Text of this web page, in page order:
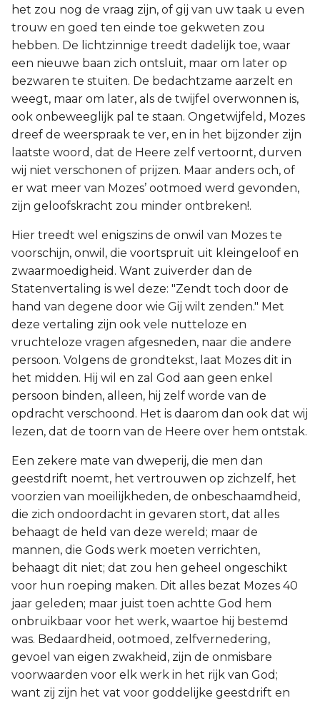
het zou nog de vraag zijn, of gij van uw taak u even
trouw en goed ten einde toe gekweten zou
hebben. De lichtzinnige treedt dadelijk toe, waar
een nieuwe baan zich ontsluit, maar om later op
bezwaren te stuiten. De bedachtzame aarzelt en
weegt, maar om later, als de twijfel overwonnen is,
ook onbeweeglijk pal te staan. Ongetwijfeld, Mozes
dreef de weerspraak te ver, en in het bijzonder zijn
laatste woord, dat de Heere zelf vertoornt, durven
wij niet verschonen of prijzen. Maar anders och, of
er wat meer van Mozes’ ootmoed werd gevonden,
zijn geloofskracht zou minder ontbreken!.
Hier treedt wel enigszins de onwil van Mozes te
voorschijn, onwil, die voortspruit uit kleingeloof en
zwaarmoedigheid. Want zuiverder dan de
Statenvertaling is wel deze: "Zendt toch door de
hand van degene door wie Gij wilt zenden." Met
deze vertaling zijn ook vele nutteloze en
vruchteloze vragen afgesneden, naar die andere
persoon. Volgens de grondtekst, laat Mozes dit in
het midden. Hij wil en zal God aan geen enkel
persoon binden, alleen, hij zelf worde van de
opdracht verschoond. Het is daarom dan ook dat wij
lezen, dat de toorn van de Heere over hem ontstak.
Een zekere mate van dweperij, die men dan
geestdrift noemt, het vertrouwen op zichzelf, het
voorzien van moeilijkheden, de onbeschaamdheid,
die zich ondoordacht in gevaren stort, dat alles
behaagt de held van deze wereld; maar de
mannen, die Gods werk moeten verrichten,
behaagt dit niet; dat zou hen geheel ongeschikt
voor hun roeping maken. Dit alles bezat Mozes 40
jaar geleden; maar juist toen achtte God hem
onbruikbaar voor het werk, waartoe hij bestemd
was. Bedaardheid, ootmoed, zelfvernedering,
gevoel van eigen zwakheid, zijn de onmisbare
voorwaarden voor elk werk in het rijk van God;
want zij zijn het vat voor goddelijke geestdrift en